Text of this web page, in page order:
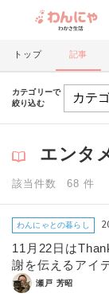
トップ 記事
カテゴリーで
絞り込む
エンタ
該当件数 68 件
わんにゃとの暮らし
11月22日は
謝を伝えるアイ
瀬戸 芳昭